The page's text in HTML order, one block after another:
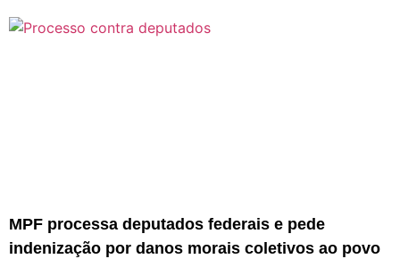
MPF processa deputados federais e pede
indenização por danos morais coletivos ao povo